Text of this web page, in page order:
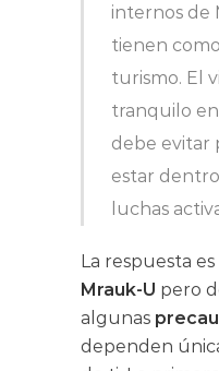
internos de
tienen
turismo. El
tranquilo
debe evitar
estar
luchas
La respuesta es
Mrauk-U pero
algunas
dependen